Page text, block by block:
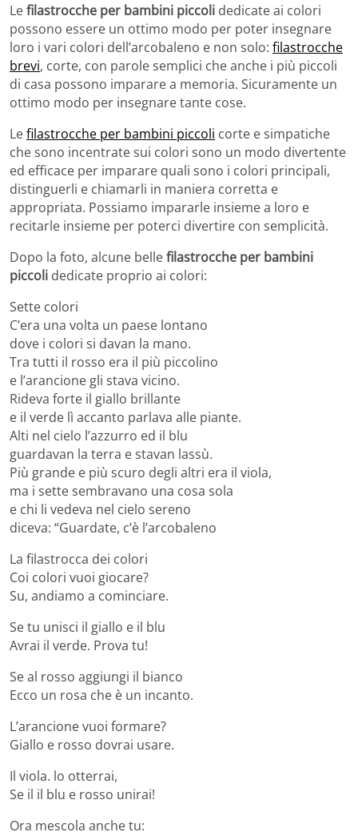
Lefilastrocche per bambini piccoli dedicate ai colori
possono essere un ottimo modo per poter insegnare
loro i vari colori dell’arcobaleno e non solo: filastrocche
brevi, corte, con parole semplici che anche i più piccoli
di casa possono imparare a memoria. Sicuramente un
ottimo modo per insegnare tante cose.
Lefilastrocche per bambini piccoli corte e simpatiche
che sono incentrate sui colori sono un modo divertente
ed efficace per imparare quali sono i colori principali,
distinguerli e chiamarli in maniera corretta e
appropriata. Possiamo impararle insieme a loro e
recitarle insieme per poterci divertire con semplicità.
Dopo la foto, alcune bellefilastrocche per bambini
piccoli dedicate proprio ai colori:
Sette colori
C’era una volta un paese lontano
dove i colori si davan la mano.
Tra tutti il rosso era il più piccolino
e l’arancione gli stava vicino.
Rideva forte il giallo brillante
e il verde lì accanto parlava alle piante.
Alti nel cielo l’azzurro ed il blu
guardavan la terra e stavan lassù.
Più grande e più scuro degli altri era il viola,
ma i sette sembravano una cosa sola
e chi li vedeva nel cielo sereno
diceva: “Guardate, c’è l’arcobaleno
La filastrocca dei colori
Coi colori vuoi giocare?
Su, andiamo a cominciare.
Se tu unisci il giallo e il blu
Avrai il verde. Prova tu!
Se al rosso aggiungi il bianco
Ecco un rosa che è un incanto.
L’arancione vuoi formare?
Giallo e rosso dovrai usare.
Il viola. lo otterrai,
Se il il blu e rosso unirai!
Ora mescola anche tu: